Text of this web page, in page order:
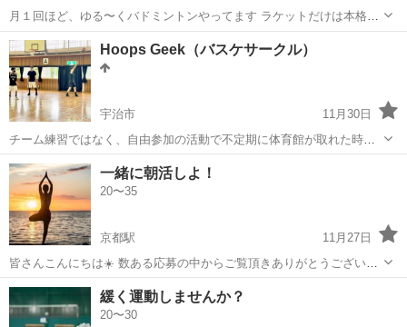
月１回ほど、ゆる〜くバドミントンやってます ラケットだけは本格的
100均のラケットでももちろん歓迎🏸 対象 何歳でも！ 参加費 1回
500円 お子様連れOK 時間：日曜日17時～19時または19...
京都 京都市 バドミントン
Hoops Geek（バスケサークル）
宇治市
11月30日
チーム練習ではなく、自由参加の活動で不定期に体育館が取れた時に
活動しています。たまにプチ大会に参加しています。※経験者の募集
です ・転勤で京都に来てバスケする場所を探している方 ・いつも来て
くれる方 ・月に1回来てくれ...
京都 宇治市 バドミントン
一緒に朝活しよ！
20〜35
京都駅
11月27日
皆さんこんにちは☀️ 数ある応募の中からご覧頂きありがとうございま
す！ 社会人になってから同年代の繋がりや、 体を動かすことができる
環境がなかったんですが、 このコミニティーで、同年代だけでなく、
様々な年代の繋がりを作るこ...
京都 京都市 京都駅 バドミントン
緩く運動しませんか？
20〜30